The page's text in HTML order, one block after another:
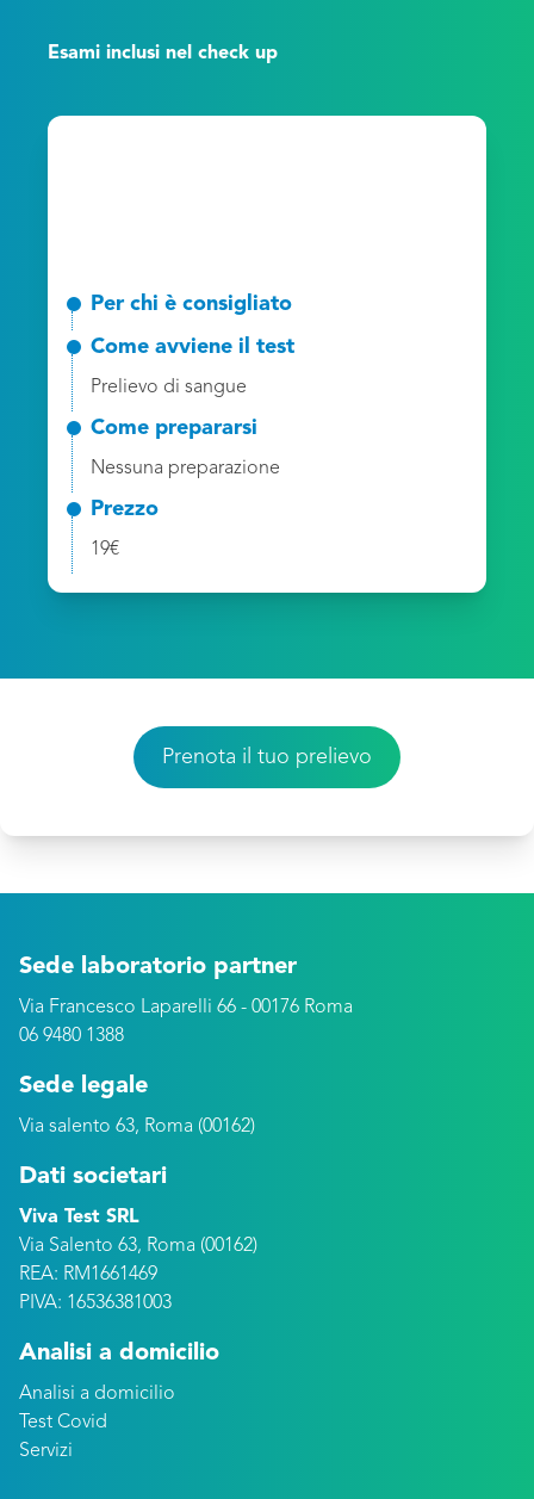
Esami inclusi nel check up
Per chi è consigliato
Come avviene il test
Prelievo di sangue
Come prepararsi
Nessuna preparazione
Prezzo
19€
Prenota il tuo prelievo
Sede laboratorio partner
Via Francesco Laparelli 66 - 00176 Roma
06 9480 1388
Sede legale
Via salento 63, Roma (00162)
Dati societari
Viva Test SRL
Via Salento 63, Roma (00162)
REA: RM1661469
PIVA: 16536381003
Analisi a domicilio
Analisi a domicilio
Test Covid
Servizi